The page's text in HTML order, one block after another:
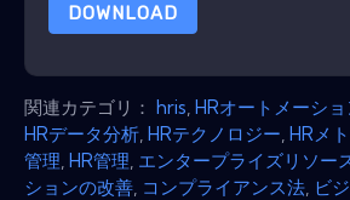
DOWNLOAD
関連カテゴリ： hris HRオートメーショ
HRデータ分析 HRテクノロジー HRメ
管理 HR管理 エンタープライズリソー
ションの改善 コンプライアンス法 ビ